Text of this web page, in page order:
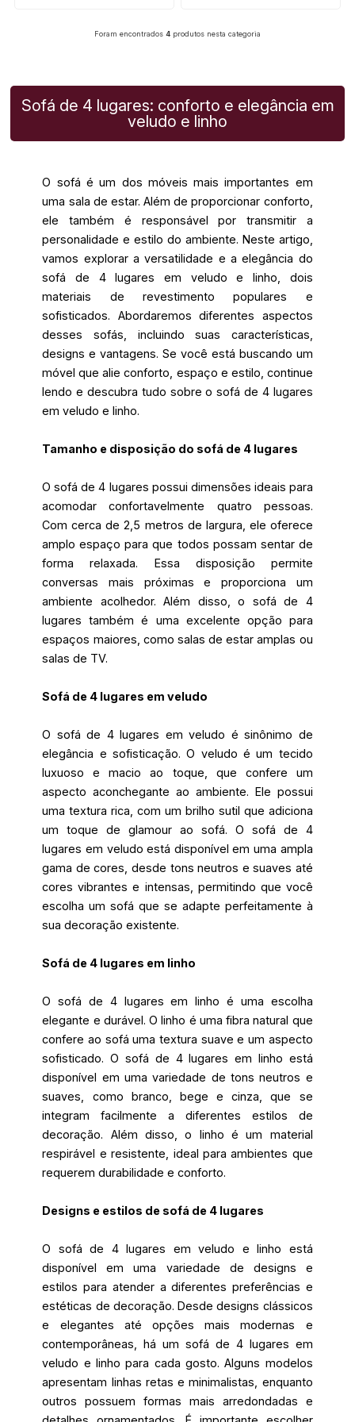
Foram encontrados 4 produtos nesta categoria
Sofá de 4 lugares: conforto e elegância em
veludo e linho
O sofá é um dos móveis mais importantes em
uma sala de estar. Além de proporcionar conforto,
ele também é responsável por transmitir a
personalidade e estilo do ambiente. Neste artigo,
vamos explorar a versatilidade e a elegância do
sofá de 4 lugares em veludo e linho, dois
materiais de revestimento populares e
sofisticados. Abordaremos diferentes aspectos
desses sofás, incluindo suas características,
designs e vantagens. Se você está buscando um
móvel que alie conforto, espaço e estilo, continue
lendo e descubra tudo sobre o sofá de 4 lugares
em veludo e linho.
Tamanho e disposição do sofá de 4 lugares
O sofá de 4 lugares possui dimensões ideais para
acomodar confortavelmente quatro pessoas.
Com cerca de 2,5 metros de largura, ele oferece
amplo espaço para que todos possam sentar de
forma relaxada. Essa disposição permite
conversas mais próximas e proporciona um
ambiente acolhedor. Além disso, o sofá de 4
lugares também é uma excelente opção para
espaços maiores, como salas de estar amplas ou
salas de TV.
Sofá de 4 lugares em veludo
O sofá de 4 lugares em veludo é sinônimo de
elegância e sofisticação. O veludo é um tecido
luxuoso e macio ao toque, que confere um
aspecto aconchegante ao ambiente. Ele possui
uma textura rica, com um brilho sutil que adiciona
um toque de glamour ao sofá. O sofá de 4
lugares em veludo está disponível em uma ampla
gama de cores, desde tons neutros e suaves até
cores vibrantes e intensas, permitindo que você
escolha um sofá que se adapte perfeitamente à
sua decoração existente.
Sofá de 4 lugares em linho
O sofá de 4 lugares em linho é uma escolha
elegante e durável. O linho é uma fibra natural que
confere ao sofá uma textura suave e um aspecto
sofisticado. O sofá de 4 lugares em linho está
disponível em uma variedade de tons neutros e
suaves, como branco, bege e cinza, que se
integram facilmente a diferentes estilos de
decoração. Além disso, o linho é um material
respirável e resistente, ideal para ambientes que
requerem durabilidade e conforto.
Designs e estilos de sofá de 4 lugares
O sofá de 4 lugares em veludo e linho está
disponível em uma variedade de designs e
estilos para atender a diferentes preferências e
estéticas de decoração. Desde designs clássicos
e elegantes até opções mais modernas e
contemporâneas, há um sofá de 4 lugares em
veludo e linho para cada gosto. Alguns modelos
apresentam linhas retas e minimalistas, enquanto
outros possuem formas mais arredondadas e